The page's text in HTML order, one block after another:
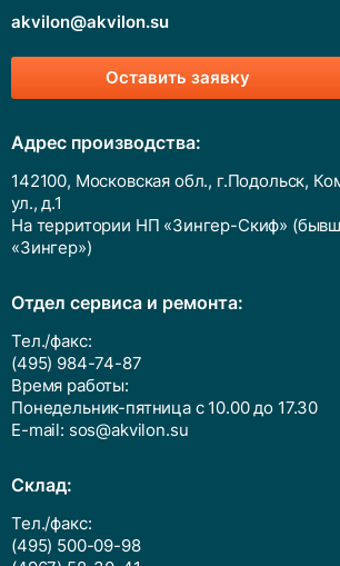
Оставить заявку
akvilon@akvilon.su
Адрес производства:
142100, Московская обл., г.Подольск,
ул., д.1
На территории НП «Зингер-Скиф»
«Зингер»)
Отдел сервиса и ремонта:
Тел./факс:
(495) 984-74-87
Время работы:
Понедельник-пятница с 10.00 до 17.30
E-mail: sos@akvilon.su
Cклад:
Тел./факс:
(495) 500-09-98